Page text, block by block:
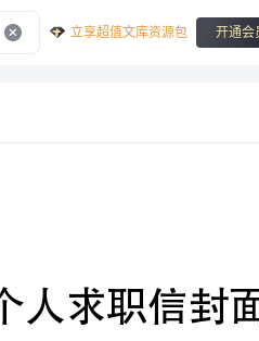
立享超值文库资源包 开通会